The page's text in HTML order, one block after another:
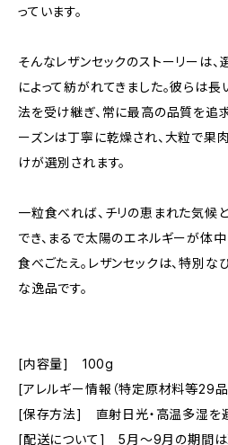
っています。
そんなレザンセックのストーリーは
によって紡がれてきました。彼らは
法を受け継ぎ、常に最高の品質を追
ーズンは丁寧に乾燥され、大粒で果
けが選別されます。
一粒食べれば、チリの恵まれた気候
でき、まるで太陽のエネルギーが体
食べごたえ。レザンセックは、特別な
な逸品です。
[内容量] 100g
[アレルギー情報（特定原材料等29
[保存方法] 直射日光・高温多湿を
[配送について] 5月～9月の期間は